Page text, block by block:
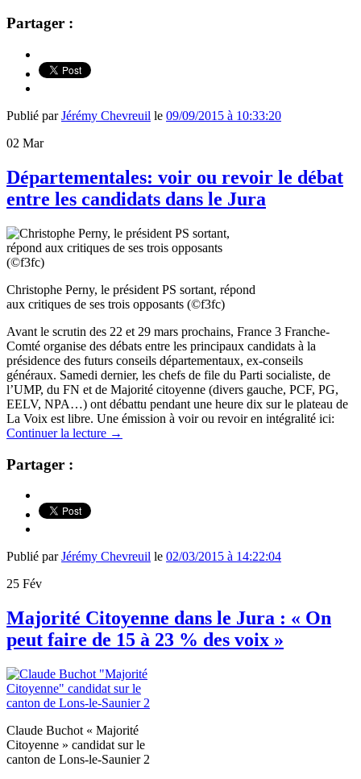
Partager :
Publié parJérémy Chevreuil le 09/09/2015 à 10:33:20
02 Mar
Départementales: voir ou revoir le débat
entre les candidats dans le Jura
Christophe Perny, le président PS sortant, répond
aux critiques de ses trois opposants (©f3fc)
Avant le scrutin des 22 et 29 mars prochains, France 3 Franche-
Comté organise des débats entre les principaux candidats à la
présidence des futurs conseils départementaux, ex-conseils
généraux. Samedi dernier, les chefs de file du Parti socialiste, de
l’UMP, du FN et de Majorité citoyenne (divers gauche, PCF, PG,
EELV, NPA…) ont débattu pendant une heure dix sur le plateau de
La Voix est libre. Une émission à voir ou revoir en intégralité ici:
Continuer la lecture →
Partager :
Publié parJérémy Chevreuil le 02/03/2015 à 14:22:04
25 Fév
Majorité Citoyenne dans le Jura : « On
peut faire de 15 à 23 % des voix »
Claude Buchot « Majorité
Citoyenne » candidat sur le
canton de Lons-le-Saunier 2